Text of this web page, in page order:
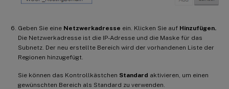
Geben Sie eine Netzwerkadresse ein. Klicken Sie auf Hinzufügen.
Die Netzwerkadresse ist die IP-Adresse und die Maske für das
Subnetz. Der neu erstellte Bereich wird der vorhandenen Liste der
Regionen hinzugefügt.
Sie können das Kontrollkästchen Standard aktivieren, um einen
gewünschten Bereich als Standard zu verwenden.